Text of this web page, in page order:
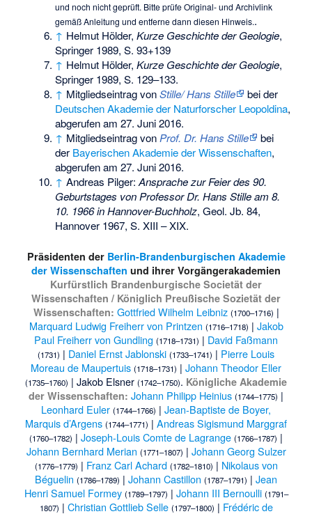
und noch nicht geprüft. Bitte prüfe Original- und Archivlink
gemäßAnleitung und entferne dann diesen Hinweis..
↑ Helmut Hölder,Kurze Geschichte der Geologie,
Springer 1989, S. 93+139
↑ Helmut Hölder,Kurze Geschichte der Geologie,
Springer 1989, S. 129–133.
↑ Mitgliedseintrag vonStille/ Hans Stille
bei der
Deutschen Akademie der Naturforscher Leopoldina,
abgerufen am 27. Juni 2016.
↑ Mitgliedseintrag vonProf. Dr. Hans Stille
bei
der Bayerischen Akademie der Wissenschaften,
abgerufen am 27. Juni 2016.
↑ Andreas Pilger:Ansprache zur Feier des 90.
Geburtstages von Professor Dr. Hans Stille am 8.
10. 1966 in Hannover-Buchholz, Geol. Jb. 84,
Hannover 1967, S. XIII – XIX.
Präsidenten der Berlin-Brandenburgischen Akademie
der Wissenschaften und ihrer Vorgängerakademien
Kurfürstlich Brandenburgische Societät der
Wissenschaften / Königlich Preußische Sozietät der
Wissenschaften: Gottfried Wilhelm Leibniz (1700–1716) |
Marquard Ludwig Freiherr von Printzen (1716–1718) | Jakob
Paul Freiherr von Gundling (1718–1731) | David Faßmann
(1731) | Daniel Ernst Jablonski (1733–1741) | Pierre Louis
Moreau de Maupertuis (1718–1731) | Johann Theodor Eller
(1735–1760) | Jakob Elsner (1742–1750). Königliche Akademie
der Wissenschaften: Johann Philipp Heinius (1744–1775) |
Leonhard Euler (1744–1766) | Jean-Baptiste de Boyer,
Marquis d’Argens (1744–1771) | Andreas Sigismund Marggraf
(1760–1782) | Joseph-Louis Comte de Lagrange (1766–1787) |
Johann Bernhard Merian (1771–1807) | Johann Georg Sulzer
(1776–1779) | Franz Carl Achard (1782–1810) | Nikolaus von
Béguelin (1786–1789) | Johann Castillon (1787–1791) | Jean
Henri Samuel Formey (1789–1797) | Johann III Bernoulli (1791–
1807) | Christian Gottlieb Selle (1797–1800) | Frédéric de